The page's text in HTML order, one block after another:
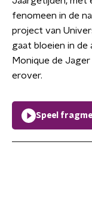
fenomeen in de
project van
gaat bloeien in de
Monique de
erover.
Speel